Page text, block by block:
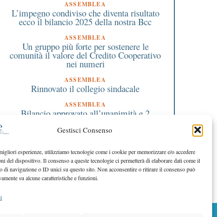
Gestisci Consenso
esperienze, utilizziamo tecnologie come i cookie per memorizzare e/o accedere
del dispositivo. Il consenso a queste tecnologie ci permetterà di elaborare dati come il
di navigazione o ID unici su questo sito. Non acconsentire o ritirare il consenso può
su alcune caratteristiche e funzioni.
ASSEMBLEA
L’impegno condiviso che diventa risultato
ecco il bilancio 2025 della nostra Bcc
ASSEMBLEA
Un gruppo più forte per sostenere le
comunità il valore del Credito Cooperativo
nei numeri
ASSEMBLEA
Rinnovato il collegio sindacale
ASSEMBLEA
Bilancio approvato all’unanimità e 2
EDITORIALE PRESIDENTE
Costruire futuro insieme